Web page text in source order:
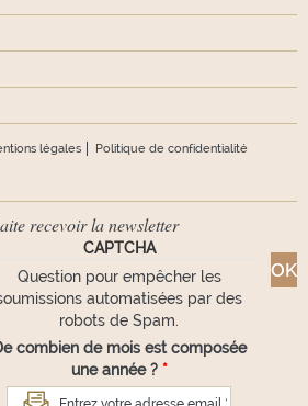
légales Politique de confidentialité
recevoir la newsletter
CAPTCHA
Question pour empêcher les
automatisées par des
robots de Spam.
combien de mois est composée
une année ? *